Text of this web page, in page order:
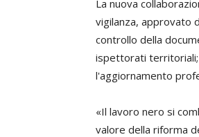
La nuova
vigilanza, approvato
controllo della
ispettorati territoriali;
l'aggiornamento
«Il lavoro nero si
valore della riforma